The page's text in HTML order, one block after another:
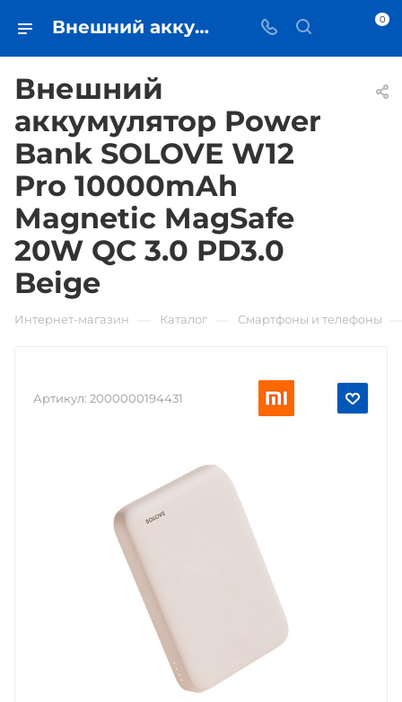
Внешний аккумулятор Power Bank SOLOVE W12 Pro 10000mAh Magnetic MagSafe 20W QC 3.0 PD3.0 Beige • купить в Самаре - iЧехол 0
Внешний
аккумулятор Power
Bank SOLOVE W12
Pro 10000mAh
Magnetic MagSafe
20W QC 3.0 PD3.0
Beige
Интернет-магазин Каталог Смартфоны и телефоны
Артикул: 2000000194431